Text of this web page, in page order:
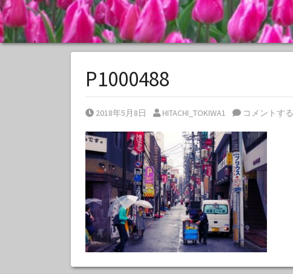
P1000488
Posted on
2018年5月8日 Posted by
HITACHI_TOKIWA1 コメントする